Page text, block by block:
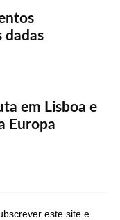
dadas
em Lisboa e
Europa
este site e